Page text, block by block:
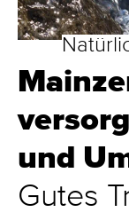
und
Gu­tes